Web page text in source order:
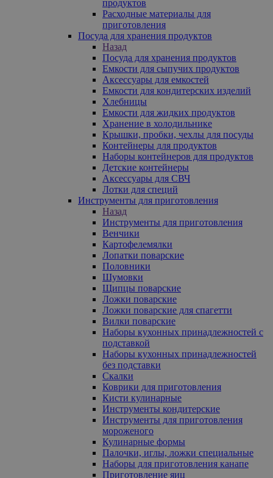
продуктов
Расходные материалы для
приготовления
Посуда для хранения продуктов
Назад
Посуда для хранения продуктов
Емкости для сыпучих продуктов
Аксессуары для емкостей
Емкости для кондитерских изделий
Хлебницы
Емкости для жидких продуктов
Хранение в холодильнике
Крышки, пробки, чехлы для посуды
Контейнеры для продуктов
Наборы контейнеров для продуктов
Детские контейнеры
Аксессуары для СВЧ
Лотки для специй
Инструменты для приготовления
Назад
Инструменты для приготовления
Венчики
Картофелемялки
Лопатки поварские
Половники
Шумовки
Щипцы поварские
Ложки поварские
Ложки поварские для спагетти
Вилки поварские
Наборы кухонных принадлежностей с
подставкой
Наборы кухонных принадлежностей
без подставки
Скалки
Коврики для приготовления
Кисти кулинарные
Инструменты кондитерские
Инструменты для приготовления
мороженого
Кулинарные формы
Палочки, иглы, ложки специальные
Наборы для приготовления канапе
Приготовление яиц